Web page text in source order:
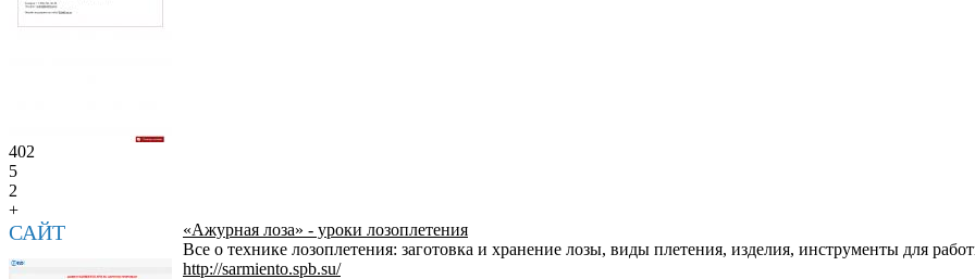
402
5
2
+
САЙТ
«Ажурная лоза» - уроки лозоплетения
Все о технике лозоплетения: заготовка и хранение лозы, виды плетения, изделия, инструменты для
http://sarmiento.spb.su/